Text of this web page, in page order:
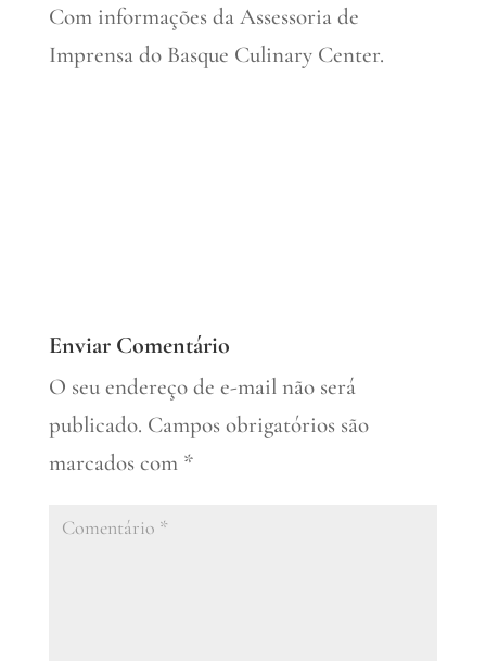
Com informações da Assessoria de
Imprensa do Basque Culinary Center.
Enviar Comentário
O seu endereço de e-mail não será
publicado. Campos obrigatórios são
marcados com *